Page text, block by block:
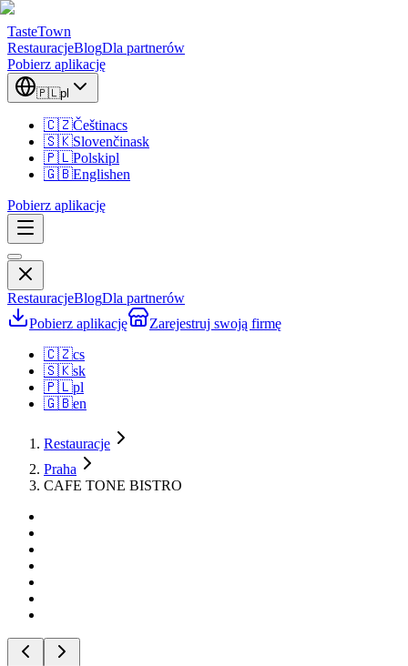
TasteTown
RestauracjeBlogDla partnerów
Pobierz aplikację
🇵🇱pl
🇨🇿Češtinacs
🇸🇰Slovenčinask
🇵🇱Polskipl
🇬🇧Englishen
Pobierz aplikację
RestauracjeBlogDla partnerów
Pobierz aplikację
Zarejestruj swoją firmę
🇨🇿cs
🇸🇰sk
🇵🇱pl
🇬🇧en
Restauracje
Praha
CAFE TONE BISTRO